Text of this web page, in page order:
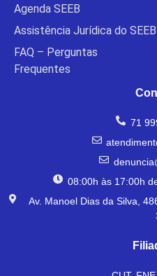
Agenda SEEB
Assistência Jurídica do SEEB
FAQ – Perguntas
Frequentes
71
08:00h às 17:00h
Av. Manoel Dias da Silva,